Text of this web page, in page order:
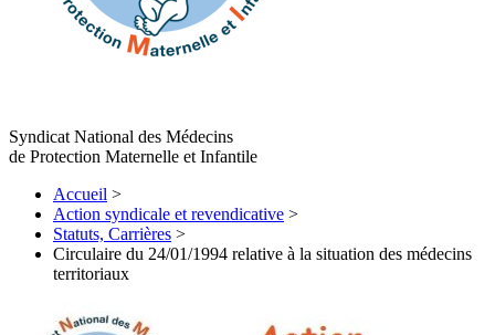
Syndicat National des Médecins
de Protection Maternelle et Infantile
Accueil >
Action syndicale et revendicative >
Statuts, Carrières >
Circulaire du 24/01/1994 relative à la situation des médecins
territoriaux